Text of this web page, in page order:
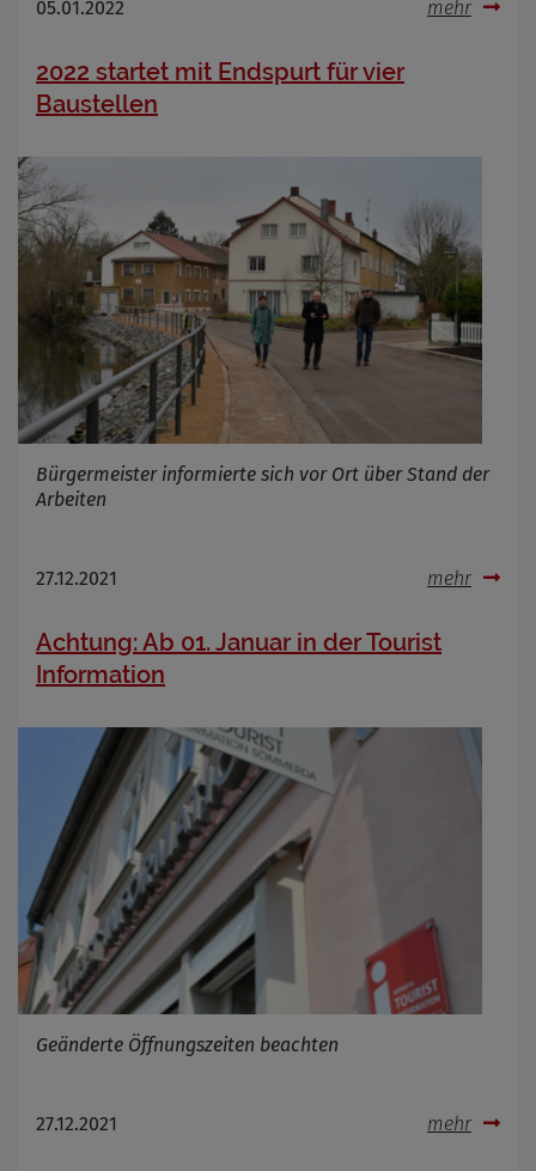
05.01.2022 mehr
2022 startet mit Endspurt für vier
Baustellen
Bürgermeister informierte sich vor Ort über Stand der
Arbeiten
27.12.2021 mehr
Achtung: Ab 01. Januar in der Tourist
Information
Geänderte Öffnungszeiten beachten
27.12.2021 mehr